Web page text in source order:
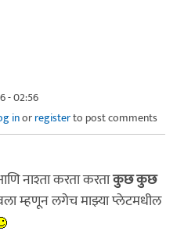
- 02:56
inorregisterto post comments
नाश्ता करता करताकुछ कुछ
म्हणून लगेच माझ्या प्लेटमधील